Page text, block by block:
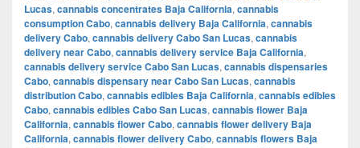
Lucas, cannabis concentrates Baja California, cannabis
consumption Cabo, cannabis delivery Baja California, cannabis
delivery Cabo, cannabis delivery Cabo San Lucas, cannabis
delivery near Cabo, cannabis delivery service Baja California,
cannabis delivery service Cabo San Lucas, cannabis dispensaries
Cabo, cannabis dispensary near Cabo San Lucas, cannabis
distribution Cabo, cannabis edibles Baja California, cannabis edibles
Cabo, cannabis edibles Cabo San Lucas, cannabis flower Baja
California, cannabis flower Cabo, cannabis flower delivery Baja
California, cannabis flower delivery Cabo, cannabis flowers Baja